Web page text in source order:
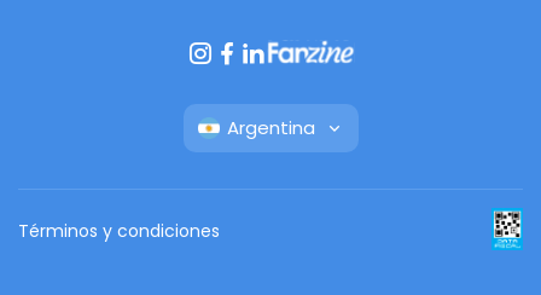
Botón de arrepentimiento
Argentina
Términos y condiciones